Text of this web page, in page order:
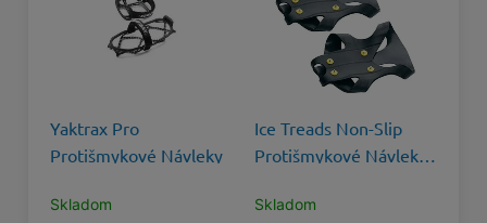
p
Yaktrax Pro
Protišmykové Návleky
Skladom
Ice Treads Non-Slip
Protišmykové Návleky
Skladom